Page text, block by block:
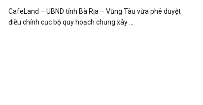
CafeLand – UBND tỉnh Bà Rịa – Vũng Tàu vừa phê duyệt
điều chỉnh cục bộ quy hoạch chung xây ...